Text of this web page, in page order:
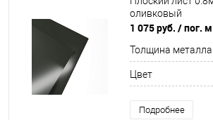
оливковый
1 075 руб. / пог. м
Толщина металла
Цвет
Подробнее